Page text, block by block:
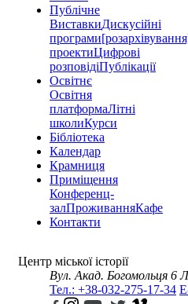
Публічне
ВиставкиДискусійні
програми
проектиЦифрові
розповідіПублікації
Освітнє
Освітня
платформаЛітні
школиКурси
Бібліотека
Календар
Крамниця
Приміщення
Конференц-
залПроживанняКафе
Контакти
Центр міської історії
Вул. Акад. Богомольця 6
Тел.: +38-032-275-17-34